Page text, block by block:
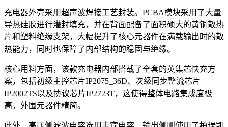
充电器外壳采用超声波焊接工艺封装。PCBA模块采用了大量
导热硅胶进行灌封填充，并在背面配备了面积硕大的黄铜散热
片和塑料绝缘支架，大幅提升了核心元器件在满载输出时的散
热能力，同时也保障了内部结构的稳固与绝缘。
核心用料方面，该款充电器内部搭载了全套的英集芯快充方
案，包括初级主控芯片IP2075_36D、次级同步整流芯片
IP2002TS以及协议芯片IP2723T，这使得整体电路集成度极
高，外围元器件精简。